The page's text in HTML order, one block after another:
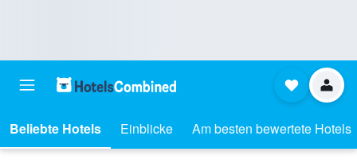
Beliebte Hotels Einblicke Am besten bewertete Hotels